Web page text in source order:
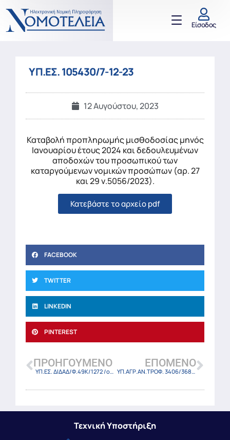
Είσοδος
ΥΠ.ΕΣ. 105430/7-12-23
12 Αυγούστου, 2023
Καταβολή προπληρωμής μισθοδοσίας μηνός
Ιανουαρίου έτους 2024 και δεδουλευμένων
αποδοχών του προσωπικού των
καταργούμενων νομικών προσώπων (αρ. 27
και 29 ν.5056/2023).
Κατεβάστε το αρχείο pdf
FACEBOOK
TWITTER
LINKEDIN
PINTEREST
ΠΡΟΗΓΟΎΜΕΝΟ
ΥΠ.ΕΣ. ΔΙΔΑΔ/Φ.49Κ/1272 /οικ.20278/7-12-23
ΕΠΌΜΕΝΟ
ΥΠ.ΑΓΡ.ΑΝ.ΤΡΟΦ. 3406/368489/23 (ΦΕΚ 6854 Β/7-12-2023)
Τεχνική Υποστήριξη